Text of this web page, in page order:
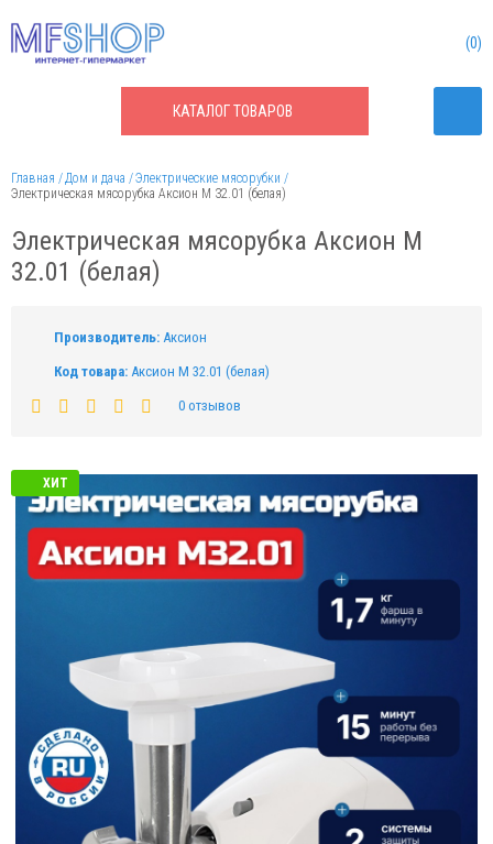
КАТАЛОГТОВАРОВ
0
Главная Дом и дача
Электрические мясорубки
Электрическая мясорубка Аксион М 32.01 (белая)
Электрическая мясорубка Аксион М
32.01 (белая)
Производитель: Аксион
Код товара: Аксион М 32.01 (белая)
0 отзывов
ХИТ